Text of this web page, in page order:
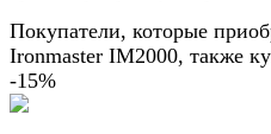
Покупатели, которые
Ironmaster IM2000, также
-15%